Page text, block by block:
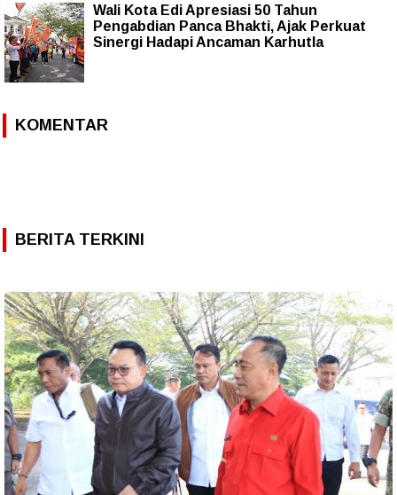
Wali Kota Edi Apresiasi 50 Tahun
Pengabdian Panca Bhakti, Ajak Perkuat
Sinergi Hadapi Ancaman Karhutla
KOMENTAR
BERITA TERKINI